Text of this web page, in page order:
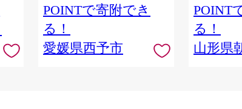
ーデン 愛媛県 西予市【常
温】
POINTで寄附でき
る！
愛媛県西予市
POINT
る！
山形県